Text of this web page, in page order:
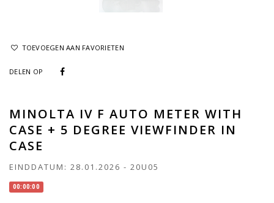
TOEVOEGEN AAN FAVORIETEN
DELEN OP
MINOLTA IV F AUTO METER WITH
CASE + 5 DEGREE VIEWFINDER IN
CASE
EINDDATUM: 28.01.2026 - 20U05
00:00:00